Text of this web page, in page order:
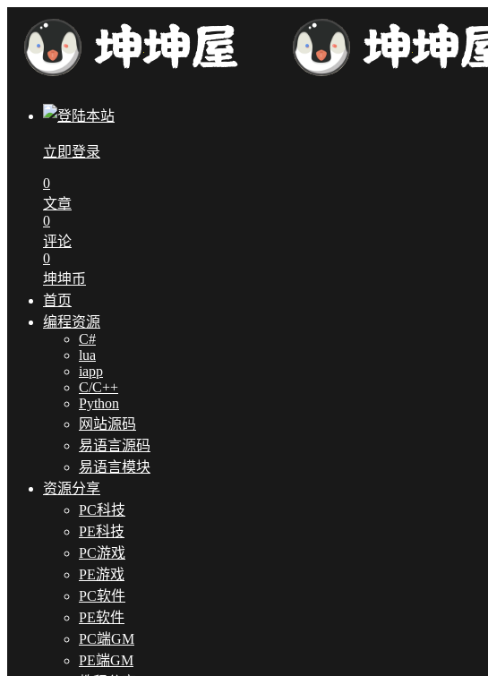
立即登录
0
文章
0
评论
0
坤坤币
首页
编程资源
C#
lua
iapp
C/C++
Python
网站源码
易语言源码
易语言模块
资源分享
PC科技
PE科技
PC游戏
PE游戏
PC软件
PE软件
PC端GM
PE端GM